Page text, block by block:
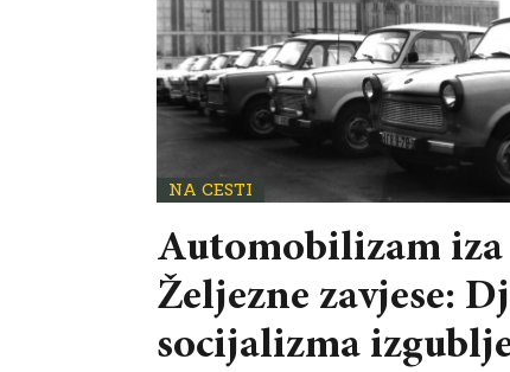
NA CESTI
Automobilizam iza
Željezne zavjese:
socijalizma